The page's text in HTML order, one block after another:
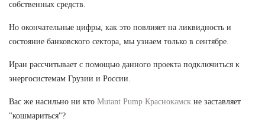
собственных средств.
Но окончательные цифры, как это повлияет на ликвидность и
состояние банковского сектора, мы узнаем только в сентябре.
Иран рассчитывает с помощью данного проекта подключиться к
энергосистемам Грузии и России.
Вас же насильно ни кто Mutant Pump Краснокамск не заставляет
"кошмариться"?